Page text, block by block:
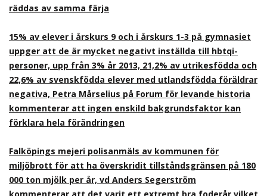
räddas av samma färja
15% av elever i årskurs 9 och i årskurs 1-3 på gymnasiet
uppger att de är mycket negativt inställda till hbtqi-
personer, upp från 3% år 2013, 21,2% av utrikesfödda och
22,6% av svenskfödda elever med utlandsfödda föräldrar
negativa, Petra Mårselius på Forum för levande historia
kommenterar att ingen enskild bakgrundsfaktor kan
förklara hela förändringen
Falköpings mejeri polisanmäls av kommunen för
miljöbrott för att ha överskridit tillståndsgränsen på 180
000 ton mjölk per år, vd Anders Segerström